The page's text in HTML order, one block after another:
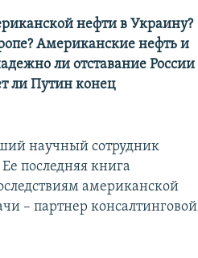
нефти в Украину?
Американские нефть и
ли отставание России
ли Путин конец
научный сотрудник
Ее последняя книга
американской
– партнер консалтинговой